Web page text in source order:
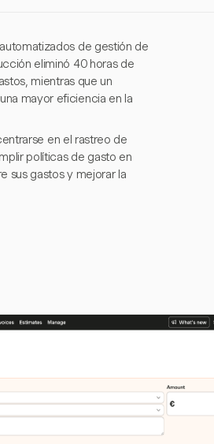
de gestión de
eliminó 40 horas de
mientras que un
mayor eficiencia en la
en el rastreo de
políticas de gasto en
sus gastos y mejorar la